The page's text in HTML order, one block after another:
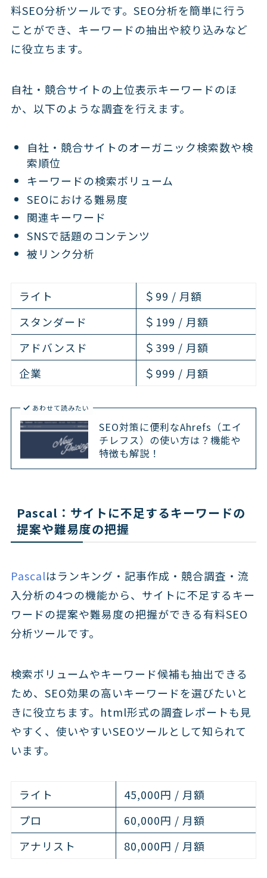
料SEO分析ツールです。SEO分析を簡単に行う
ことができ、キーワードの抽出や絞り込みなど
に役立ちます。
自社・競合サイトの上位表示キーワードのほ
か、以下のような調査を行えます。
自社・競合サイトのオーガニック検索数や検
索順位
キーワードの検索ボリューム
SEOにおける難易度
関連キーワード
SNSで話題のコンテンツ
被リンク分析
ライト
＄99 / 月額
スタンダード
＄199 / 月額
アドバンスド
＄399 / 月額
企業
＄999 / 月額
あわせて読みたい
SEO対策に便利なAhrefs（エイ
チレフス）の使い方は？機能や
特徴も解説！
Pascal：サイトに不足するキーワードの
提案や難易度の把握
Pascalはランキング・記事作成・競合調査・流
入分析の4つの機能から、サイトに不足するキー
ワードの提案や難易度の把握ができる有料SEO
分析ツールです。
検索ボリュームやキーワード候補も抽出できる
ため、SEO効果の高いキーワードを選びたいと
きに役立ちます。html形式の調査レポートも見
やすく、使いやすいSEOツールとして知られて
います。
ライト
45,000円 / 月額
プロ
60,000円 / 月額
アナリスト
80,000円 / 月額